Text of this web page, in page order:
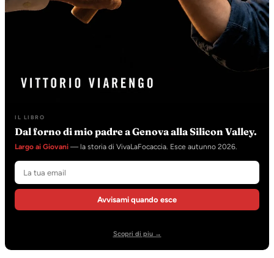
IL LIBRO
Dal forno di mio padre a Genova alla Silicon Valley.
Largo ai Giovani — la storia di VivaLaFocaccia. Esce autunno 2026.
Avvisami quando esce
Scopri di piu →